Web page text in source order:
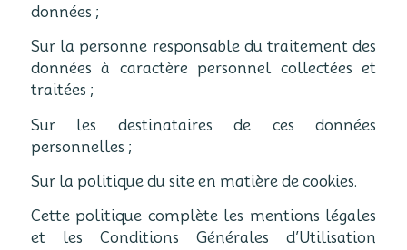
données ;
Sur la personne responsable du traitement des
données à caractère personnel collectées et
traitées ;
Sur les destinataires de ces données
personnelles ;
Sur la politique du site en matière de cookies.
Cette politique complète les mentions légales
et les Conditions Générales d’Utilisation